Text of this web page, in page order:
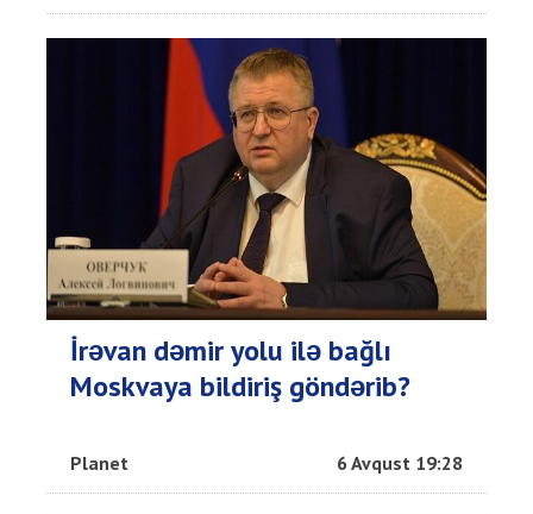
İrəvan dəmir yolu ilə bağlı
Moskvaya bildiriş göndərib?
Planet 6 Avqust 19:28